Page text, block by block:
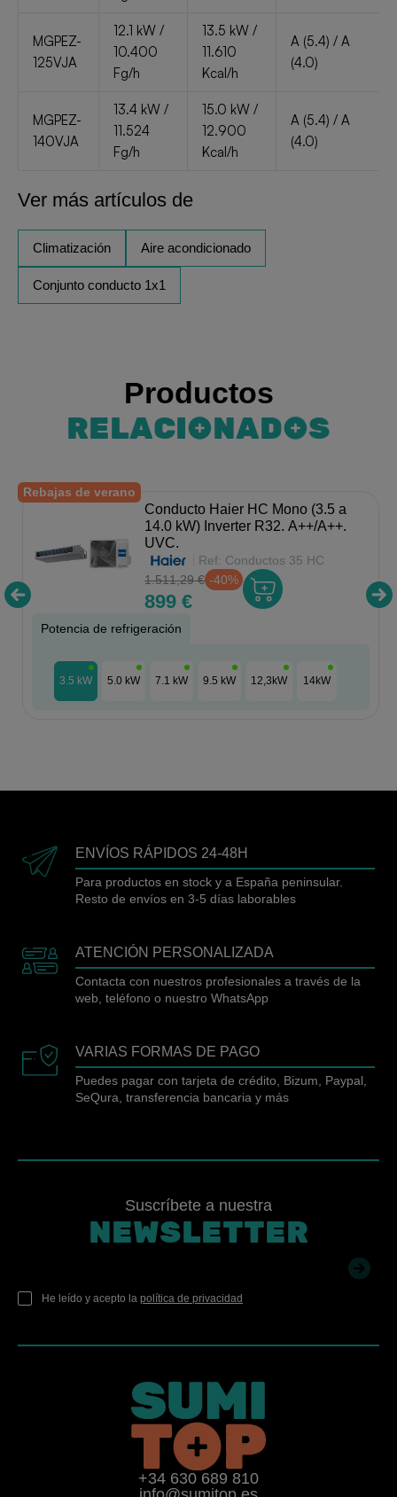
MGPEZ-
125VJA
12.1 kW /
10.400
Fg/h
13.5 kW /
11.610
Kcal/h
A (5.4) / A
(4.0)
MGPEZ-
140VJA
13.4 kW /
11.524
Fg/h
15.0 kW /
12.900
Kcal/h
A (5.4) / A
(4.0)
Ver más artículos de
Climatización Aire acondicionado
Conjunto conducto 1x1
Productos
RELACIONADOS
Rebajas de verano
Conducto Haier HC Mono (3.5 a
14.0 kW) Inverter R32. A++/A++.
UVC.
Ref: Conductos 35 HC
1.511,29 € -40%
899 €
Potencia de refrigeración
3.5 kW 5.0 kW 7.1 kW 9.5 kW 12,3kW 14kW
ENVÍOS RÁPIDOS 24-48H
Para productos en stock y a España peninsular.
Resto de envíos en 3-5 días laborables
ATENCIÓN PERSONALIZADA
Contacta con nuestros profesionales a través de la
web, teléfono o nuestro WhatsApp
VARIAS FORMAS DE PAGO
Puedes pagar con tarjeta de crédito, Bizum, Paypal,
SeQura, transferencia bancaria y más
Suscríbete a nuestra
NEWSLETTER
He leído y acepto la política de privacidad
+34 630 689 810